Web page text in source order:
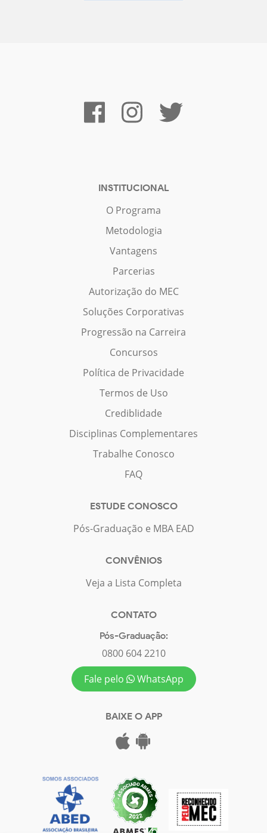
INSTITUCIONAL
O Programa
Metodologia
Vantagens
Parcerias
Autorização do MEC
Soluções Corporativas
Progressão na Carreira
Concursos
Política de Privacidade
Termos de Uso
Crediblidade
Disciplinas Complementares
Trabalhe Conosco
FAQ
ESTUDE CONOSCO
Pós-Graduação e MBA EAD
CONVÊNIOS
Veja a Lista Completa
CONTATO
Pós-Graduação:
0800 604 2210
Fale pelo
WhatsApp
BAIXE O APP